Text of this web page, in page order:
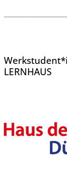
LERNHAUS